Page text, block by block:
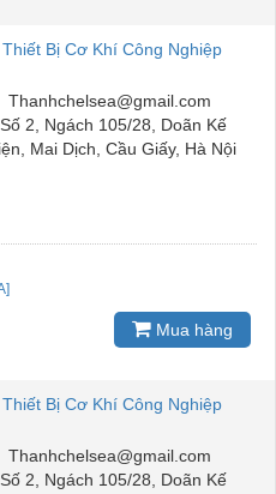
Thiết Bị Cơ Khí Công Nghiệp
Thanhchelsea@gmail.com
Số 2, Ngách 105/28, Doãn Kế
Mai Dịch, Cầu Giấy, Hà Nội
Mua hàng
Thiết Bị Cơ Khí Công Nghiệp
Thanhchelsea@gmail.com
Số 2, Ngách 105/28, Doãn Kế